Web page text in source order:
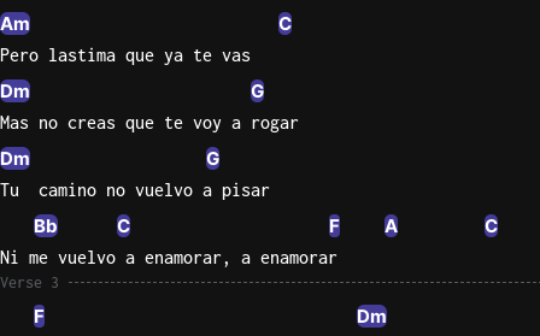
Am C
Pero lastima que ya te vas
Dm G
Mas no creas que te voy a rogar
Dm G
Tu  camino no vuelvo a pisar
Bb C F A C
Ni me vuelvo a enamorar, a enamorar
Verse 3
F Dm